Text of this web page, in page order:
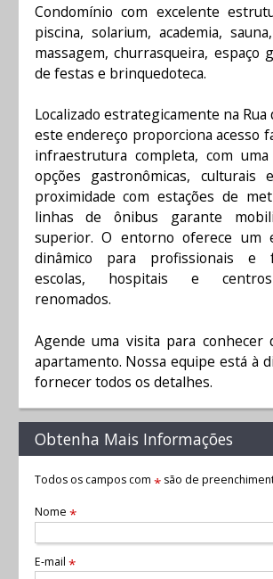
Condomínio com excelente
piscina, solarium, academia,
massagem, churrasqueira, espaço
de festas e brinquedoteca.
Localizado estrategicamente na
este endereço proporciona acesso
infraestrutura completa, com
opções gastronômicas,
proximidade com estações de
linhas de ônibus garante
superior. O entorno oferece um
dinâmico para profissionais e
escolas, hospitais e
renomados.
Agende uma visita para
apartamento. Nossa equipe está à
fornecer todos os detalhes.
Obtenha Mais Informações
Todos os campos com *são de
Nome *
E-mail *